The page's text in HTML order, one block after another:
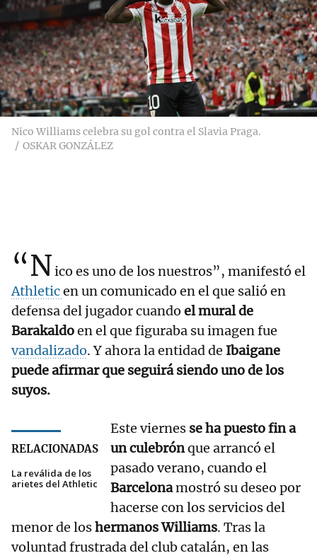
Nico Williams celebra su gol contra el Slavia Praga.
OSKAR GONZÁLEZ
“Nico es uno de los nuestros”, manifestó el
Athleticen un comunicado en el que salió en
defensa del jugador cuando el mural de
Barakaldoen el que figuraba su imagen fue
vandalizado. Y ahora la entidad de Ibaigane
puede afirmar que seguirá siendo uno de los
suyos.
RELACIONADAS
La reválida de los
arietes del Athletic
Este viernes se ha puesto fin a
un culebrónque arrancó el
pasado verano, cuando el
Barcelonamostró su deseo por
hacerse con los servicios del
menor de loshermanos Williams. Tras la
voluntad frustrada del club catalán, en las